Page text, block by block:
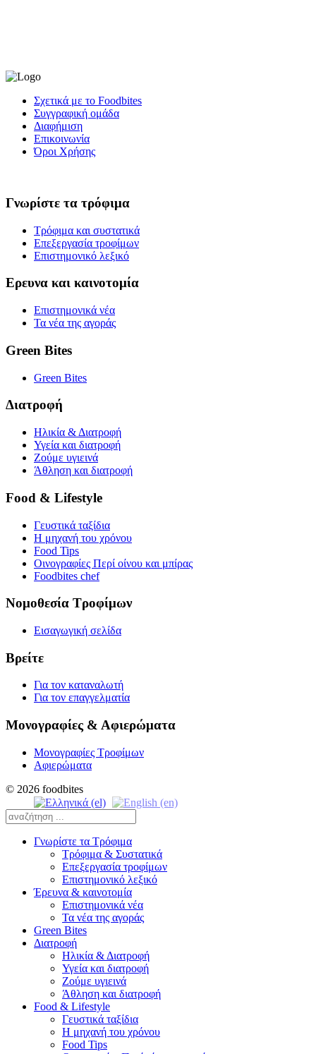
Σχετικά με το Foodbites
Συγγραφική ομάδα
Διαφήμιση
Επικοινωνία
Όροι Χρήσης
Γνωρίστε τα τρόφιμα
Τρόφιμα και συστατικά
Επεξεργασία τροφίμων
Επιστημονικό λεξικό
Ερευνα και καινοτομία
Επιστημονικά νέα
Τα νέα της αγοράς
Green Bites
Green Bites
Διατροφή
Ηλικία & Διατροφή
Υγεία και διατροφή
Ζούμε υγιεινά
Άθληση και διατροφή
Food & Lifestyle
Γευστικά ταξίδια
Η μηχανή του χρόνου
Food Tips
Οινογραφίες Περί οίνου και μπίρας
Foodbites chef
Νομοθεσία Τροφίμων
Εισαγωγική σελίδα
Βρείτε
Για τον καταναλωτή
Για τον επαγγελματία
Μονογραφίες & Αφιερώματα
Μονογραφίες Τροφίμων
Αφιερώματα
© 2026 foodbites
Γνωρίστε τα Τρόφιμα
Τρόφιμα & Συστατικά
Επεξεργασία τροφίμων
Επιστημονικό λεξικό
Έρευνα & καινοτομία
Επιστημονικά νέα
Τα νέα της αγοράς
Green Bites
Διατροφή
Ηλικία & Διατροφή
Υγεία και διατροφή
Ζούμε υγιεινά
Άθληση και διατροφή
Food & Lifestyle
Γευστικά ταξίδια
Η μηχανή του χρόνου
Food Tips